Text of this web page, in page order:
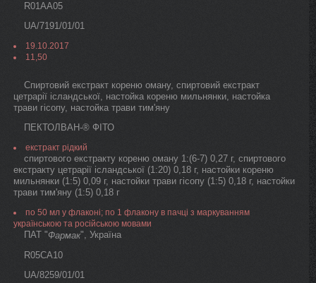
R01AA05
UA/7191/01/01
19.10.2017
11,50
Спиртовий екстракт кореню оману, спиртовий екстракт
цетрарії ісландської, настойка кореню мильнянки, настойка
трави гісопу, настойка трави тим'яну
ПЕКТОЛВАН-® ФІТО
екстракт рідкий
спиртового екстракту кореню оману 1:(6-7) 0,27 г, спиртового
екстракту цетрарії ісландської (1:20) 0,18 г, настойки кореню
мильнянки (1:5) 0,09 г, настойки трави гісопу (1:5) 0,18 г, настойки
трави тим'яну (1:5) 0,18 г
по 50 мл у флаконі; по 1 флакону в пачці з маркуванням
українською та російською мовами
ПАТ "Фармак", Україна
R05CA10
UA/8259/01/01